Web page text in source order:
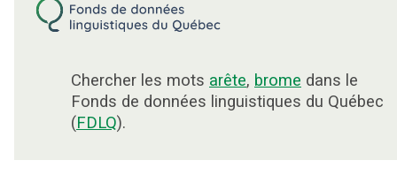
Chercher les mots arête, brome dans le
Fonds de données linguistiques du Québec
(FDLQ).